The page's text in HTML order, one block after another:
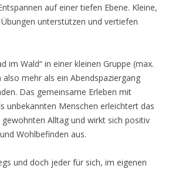
auf einer tiefen Ebene. Kleine,
unterstützen und vertiefen
im Wald“ in einer kleinen Gruppe (max.
mehr als ein Abendspaziergang
Das gemeinsame Erleben mit
unbekannten Menschen erleichtert das
Alltag und wirkt sich positiv
Wohlbefinden aus.
und doch jeder für sich, im eigenen